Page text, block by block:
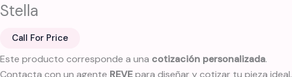
Stella
Call For Price
Este producto corresponde a una cotización personalizada.
Contacta con un agente REVEpara diseñar y cotizar tu pieza ideal.